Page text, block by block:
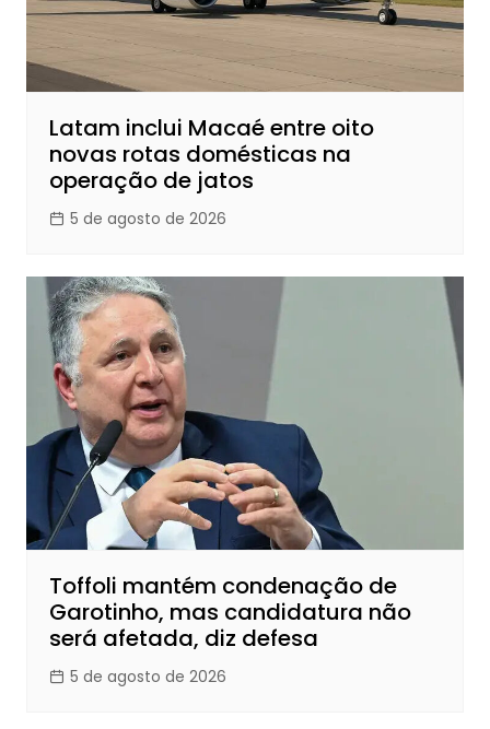
Latam inclui Macaé entre oito
novas rotas domésticas na
operação de jatos
5 de agosto de 2026
Toffoli mantém condenação de
Garotinho, mas candidatura não
será afetada, diz defesa
5 de agosto de 2026